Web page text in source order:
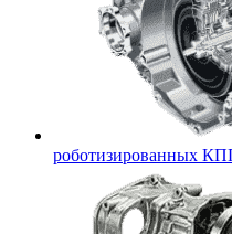
роботизированных